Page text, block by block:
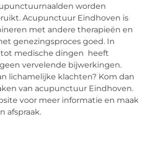
worden
Acupunctuur Eindhoven is
met andere therapieën en
genezingsproces goed. In
medische dingen heeft
vervelende bijwerkingen.
lichamelijke klachten? Kom dan
van acupunctuur Eindhoven.
voor meer informatie en maak
afspraak.